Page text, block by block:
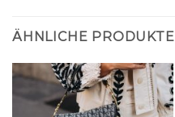
ÄHNLICHE PRODUKTE